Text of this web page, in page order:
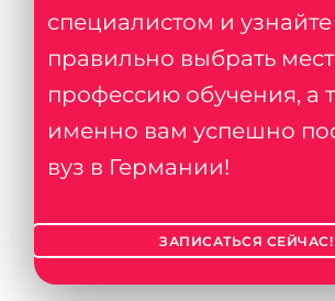
специалистом и узнайте
правильно выбрать
профессию обучения, а
именно вам успешно
вуз в Германии!
ЗАПИСАТЬСЯ СЕЙЧАС!